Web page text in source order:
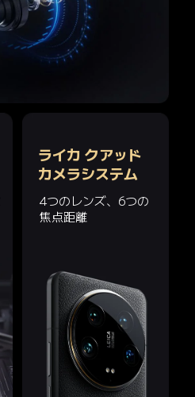
ライカ クアッド
カメラシステム
4つのレンズ、6つの
焦点距離